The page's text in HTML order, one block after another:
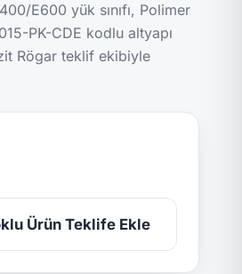
E600 yük sınıfı, Polimer
PK-CDE kodlu altyapı
Rögar teklif ekibiyle
Ürün Teklife Ekle